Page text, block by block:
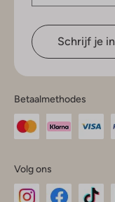
Schrijf je in
Betaalmethodes
Volg ons